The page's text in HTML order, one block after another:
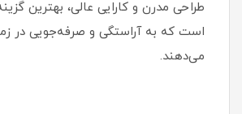
طراحی مدرن و کارایی عالی، بهترین
است که به آراستگی و صرفه‌جویی در
می‌دهند.